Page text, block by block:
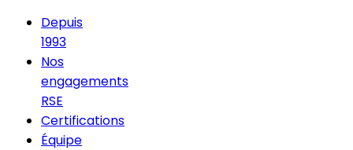
Depuis
1993
Nos
engagements
RSE
Certifications
Équipe